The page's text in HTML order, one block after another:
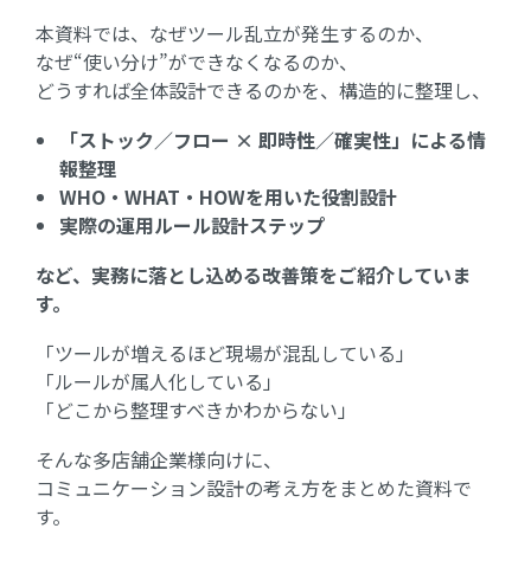
本資料では、なぜツール乱立が発生するのか、
なぜ“使い分け”ができなくなるのか、
どうすれば全体設計できるのかを、構造的に整理し、
「ストック／フロー × 即時性／確実性」による情
報整理
WHO・WHAT・HOWを用いた役割設計
実際の運用ルール設計ステップ
など、実務に落とし込める改善策をご紹介していま
す。
「ツールが増えるほど現場が混乱している」
「ルールが属人化している」
「どこから整理すべきかわからない」
そんな多店舗企業様向けに、
コミュニケーション設計の考え方をまとめた資料で
す。